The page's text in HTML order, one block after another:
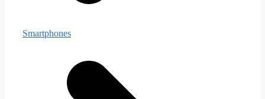
Smartphones